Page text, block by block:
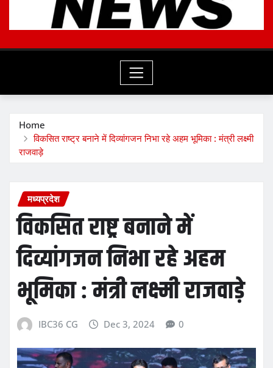
Home
विकसित राष्ट्र बनाने में दिव्यांगजन निभा रहे अहम भूमिका : मंत्री लक्ष्मी
राजवाड़े
मध्यप्रदेश
विकसित राष्ट्र बनाने में
दिव्यांगजन निभा रहे अहम
भूमिका : मंत्री लक्ष्मी राजवाड़े
IBC36 CG Dec 3, 2024 0